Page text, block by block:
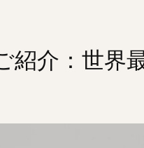
紹介：世界